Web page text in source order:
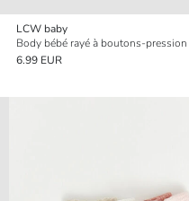
LCW baby
6.99 EUR